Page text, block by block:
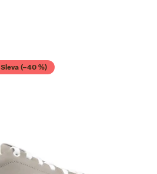
Sleva (–40 %)